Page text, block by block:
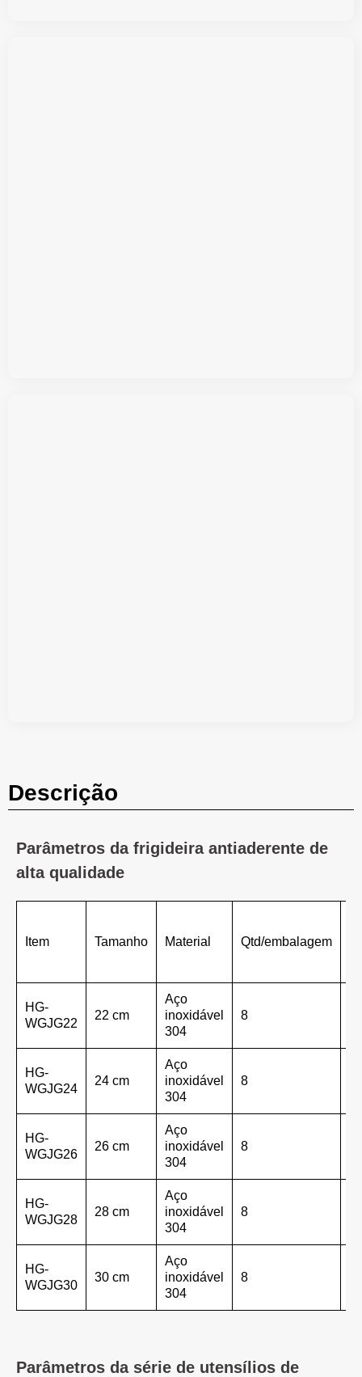
Descrição
Parâmetros da frigideira antiaderente de
alta qualidade
Item Tamanho Material Qtd/embalagem
HG-
WGJG22
22 cm
Aço
inoxidável
304
8
HG-
WGJG24
24 cm
Aço
inoxidável
304
8
HG-
WGJG26
26 cm
Aço
inoxidável
304
8
HG-
WGJG28
28 cm
Aço
inoxidável
304
8
HG-
WGJG30
30 cm
Aço
inoxidável
304
8
Parâmetros da série de utensílios de